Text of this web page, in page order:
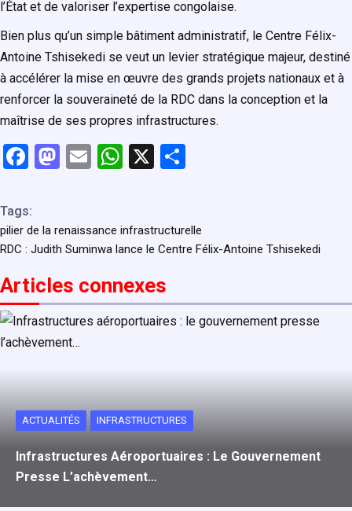
l’État et de valoriser l’expertise congolaise.
Bien plus qu’un simple bâtiment administratif, le Centre Félix-
Antoine Tshisekedi se veut un levier stratégique majeur, destiné
à accélérer la mise en œuvre des grands projets nationaux et à
renforcer la souveraineté de la RDC dans la conception et la
maîtrise de ses propres infrastructures.
F
ce
b
o
o
k
M
o
d
o
n
E
W
s
A
p
p
X
g
er
Tags:
pilier de la renaissance infrastructurelle
RDC : Judith Suminwa lance le Centre Félix-Antoine Tshisekedi
Articles connexes
ACTUALITÉS INFRASTRUCTURES
Infrastructures Aéroportuaires : Le Gouvernement
Presse L’achèvement…